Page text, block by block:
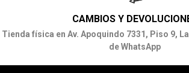
CAMBIOS Y
Tienda física en Av. Apoquindo 7331, Piso 9,
de WhatsApp